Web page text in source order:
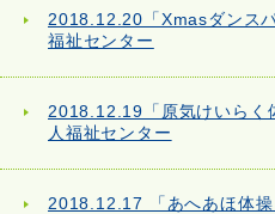
2018.12.20「Xmasダンス
福祉センター
2018.12.19「原気けいらく
人福祉センター
2018.12.17 「あへあほ体